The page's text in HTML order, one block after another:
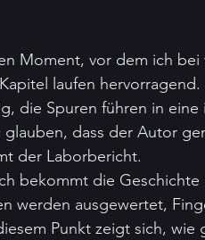
Moment, vor dem ich
laufen
die Spuren führen in
glauben, dass der Autor
der Laborbericht.
bekommt die Geschichte
werden ausgewertet,
Punkt zeigt sich,